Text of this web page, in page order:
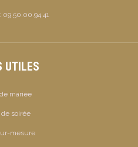
09.50.00.94.41
UTILES
mariée
de soirée
mesure